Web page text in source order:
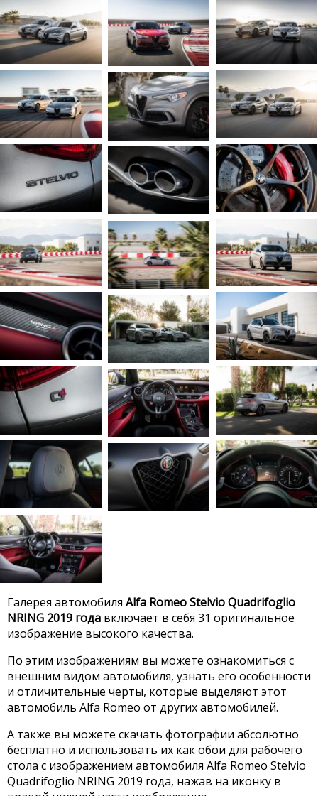
Галерея автомобиля Alfa Romeo Stelvio Quadrifoglio
NRING 2019 года включает в себя 31 оригинальное
изображение высокого качества.
По этим изображениям вы можете ознакомиться с
внешним видом автомобиля, узнать его особенности
и отличительные черты, которые выделяют этот
автомобиль Alfa Romeo от других автомобилей.
А также вы можете скачать фотографии абсолютно
бесплатно и использовать их как обои для рабочего
стола с изображением автомобиля Alfa Romeo Stelvio
Quadrifoglio NRING 2019 года, нажав на иконку в